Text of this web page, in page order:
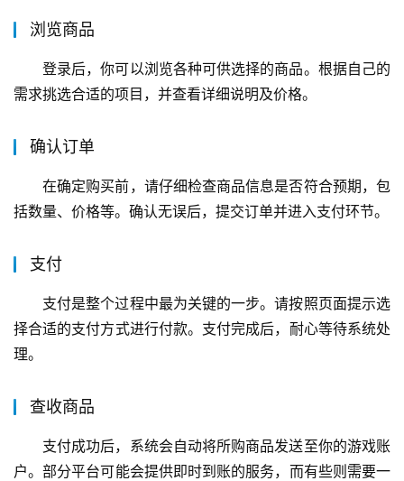
浏览商品
登录后，你可以浏览各种可供选择的商品。根据自己的
需求挑选合适的项目，并查看详细说明及价格。
确认订单
在确定购买前，请仔细检查商品信息是否符合预期，包
括数量、价格等。确认无误后，提交订单并进入支付环节。
支付
支付是整个过程中最为关键的一步。请按照页面提示选
择合适的支付方式进行付款。支付完成后，耐心等待系统处
理。
查收商品
支付成功后，系统会自动将所购商品发送至你的游戏账
户。部分平台可能会提供即时到账的服务，而有些则需要一